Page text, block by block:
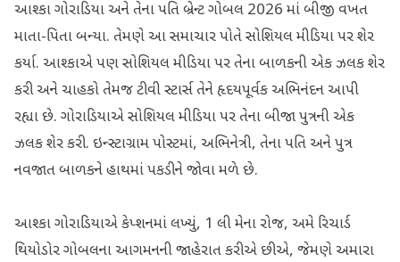
આશ્કા ગોરાડિયા અને તેના પતિ બ્રેન્ટ ગોબલ 2026 માં બીજી વખત
માતા-પિતા બન્યા. તેમણે આ સમાચાર પોતે સોશિયલ મીડિયા પર શેર
કર્યા. આશ્કાએ પણ સોશિયલ મીડિયા પર તેના બાળકની એક ઝલક શેર
કરી અને ચાહકો તેમજ ટીવી સ્ટાર્સ તેને હૃદયપૂર્વક અભિનંદન આપી
રહ્યા છે. ગોરાડિયાએ સોશિયલ મીડિયા પર તેના બીજા પુત્રની એક
ઝલક શેર કરી. ઇન્સ્ટાગ્રામ પોસ્ટમાં, અભિનેત્રી, તેના પતિ અને પુત્ર
નવજાત બાળકને હાથમાં પકડીને જોવા મળે છે.
આશ્કા ગોરાડિયાએ કેપ્શનમાં લખ્યું, 1 લી મેના રોજ, અમે રિચાર્ડ
થિયોડોર ગોબલના આગમનની જાહેરાત કરીએ છીએ, જેમણે અમારા